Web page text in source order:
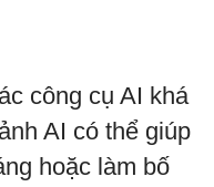
công cụ AI khá
AI có thể giúp
hoặc làm bố